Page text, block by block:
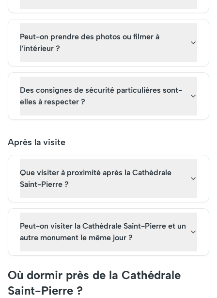
Peut-on prendre des photos ou filmer à
l’intérieur ?
Des consignes de sécurité particulières sont-
elles à respecter ?
Après la visite
Que visiter à proximité après la Cathédrale
Saint-Pierre ?
Peut-on visiter la Cathédrale Saint-Pierre et un
autre monument le même jour ?
Où dormir près de la Cathédrale
Saint-Pierre ?